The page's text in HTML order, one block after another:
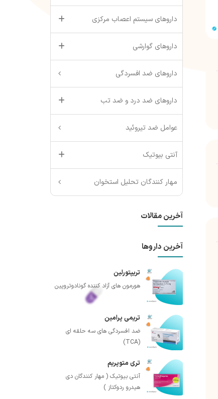
داروهای سیستم اعصاب مرکزی
داروهای گوارشی
داروهای ضد افسردگی
داروهای ضد درد و ضد تب
عوامل ضد تیروئید
آنتی بیوتیک
مهار کنندگان تحلیل استخوان
آخرین مقالات
آخرین داروها
تریپتورلین
هورمون های آزاد کننده گونادوتروپین
تریمی پرامین
ضد افسردگی های سه حلقه ای
(TCA)
تری متوپریم
آنتی بیوتیک ( مهار کنندگان دی
هیدرو ردوکتاز )